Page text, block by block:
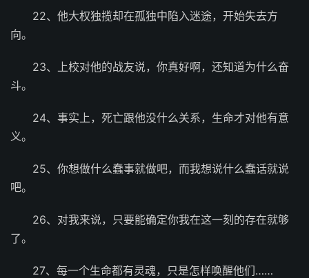
22、他大权独揽却在孤独中陷入迷途，开始失去方
向。
23、上校对他的战友说，你真好啊，还知道为什么奋
斗。
24、事实上，死亡跟他没什么关系，生命才对他有意
义。
25、你想做什么蠢事就做吧，而我想说什么蠢话就说
吧。
26、对我来说，只要能确定你我在这一刻的存在就够
了。
27、每一个生命都有灵魂，只是怎样唤醒他们……